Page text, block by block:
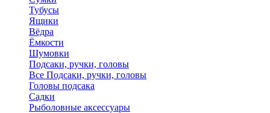
Тубусы
Ящики
Вёдра
Ёмкости
Шумовки
Подсаки, ручки, головы
Все Подсаки, ручки, головы
Головы подсака
Садки
Рыболовные аксессуары